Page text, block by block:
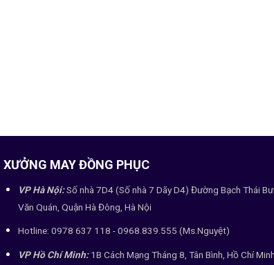
XƯỞNG MAY ĐỒNG PHỤC
VP Hà Nội:Số nhà 7D4 (Số nhà 7 Dãy D4) Đường Bạch Thái
Văn Quán, Quận Hà Đông, Hà Nội
Hotline: 0978 637 118 - 0968.839.555 (Ms.Nguyệt)
VP Hồ Chí Minh:1B Cách Mạng Tháng 8, Tân Bình, Hồ Chí